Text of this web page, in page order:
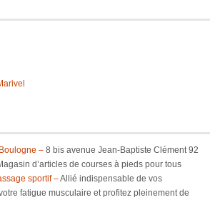
– 8 bis avenue Jean-Baptiste Clément 92
d’articles de courses à pieds pour tous
sportif –Allié indispensable de vos
fatigue musculaire et profitez pleinement de